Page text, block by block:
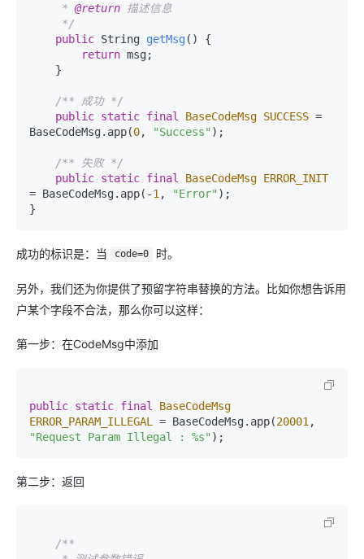
     *
@return 描述信息
     */
public String getMsg ()
{
return msg;
/** 成功 */
public static final BaseCodeMsg SUCCESS =
BaseCodeMsg.app(0, "Success" );
/** 失败 */
public static final BaseCodeMsg ERROR_INIT
= BaseCodeMsg.app(-1 , "Error" );
}
成功的标识是：当 code=0 时。
另外，我们还为你提供了预留字符串替换的方法。比如你想告诉用
户某个字段不合法，那么你可以这样：
第一步：在CodeMsg中添加
public static final
BaseCodeMsg
ERROR_PARAM_ILLEGAL
= BaseCodeMsg.app(20001
"Request Param Illegal : %s"
第二步：返回
/**